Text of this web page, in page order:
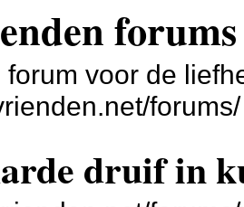
forums
forum voor de
forums/
druif in